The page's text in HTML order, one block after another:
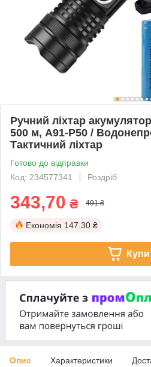
Ручний ліхтар
500 м, A91-P50 /
Тактичний ліхтар
Готово до відправки
Код: 234577341
Роздріб
343,70 ₴ 491 ₴
Економія 147.30 ₴
Опис Характеристики